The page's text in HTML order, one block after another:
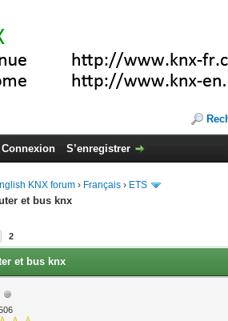
Connexion S’enregistrer
KNX forum › Français › ETS
et bus knx
2
et bus knx